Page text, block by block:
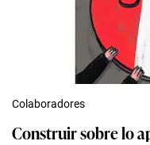
Colaboradores
Construir sobre lo